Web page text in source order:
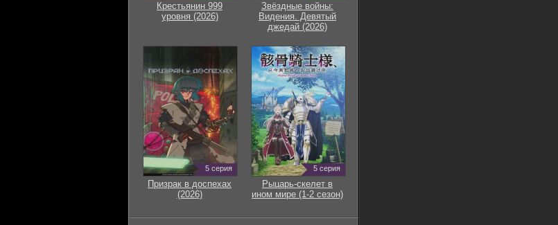
Крестьянин 999
уровня (2026)
Звёздные войны:
Видения. Девятый
джедай (2026)
5 серия
Призрак в доспехах
(2026)
5 серия
Рыцарь-скелет в
ином мире (1-2 сезон)